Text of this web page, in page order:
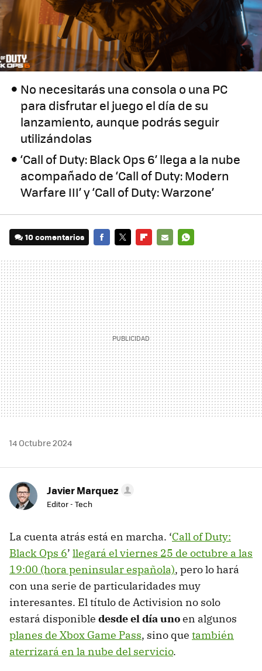
No necesitarás una consola o una PC
para disfrutar el juego el día de su
lanzamiento, aunque podrás seguir
utilizándolas
‘Call of Duty: Black Ops 6’ llega a la nube
acompañado de ‘Call of Duty: Modern
Warfare III’ y ‘Call of Duty: Warzone’
10 comentarios
MAIL
14 Octubre 2024
Javier Marquez
Editor - Tech
La cuenta atrás está en marcha. ‘Call of Duty:
Black Ops 6’ llegará el viernes 25 de octubre a las
19:00 (hora peninsular española), pero lo hará
con una serie de particularidades muy
interesantes. El título de Activision no solo
estará disponible desde el día unoen algunos
planes de Xbox Game Pass, sino que también
aterrizará en la nube del servicio.